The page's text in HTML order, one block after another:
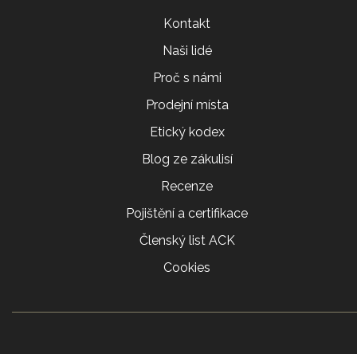
Kontakt
Naši lidé
Proč s námi
Prodejní místa
Etický kodex
Blog ze zákulisí
Recenze
Pojištění a certifikace
Členský list ACK
Cookies